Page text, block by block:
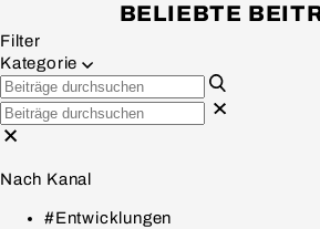
BELIEBTE
Filter
Kategorie
Nach Kanal
#Entwicklungen